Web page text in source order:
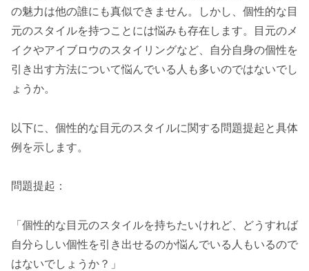
の魅力は他の誰にも真似できません。しかし、個性的な目
元のスタイルを持つことには悩みも存在します。目元のメ
イクやアイブロウのスタイリングなど、自分自身の個性を
引き出す方法について悩んでいる人も多いのではないでし
ょうか。
以下に、個性的な目元のスタイルに関する問題提起と具体
例を示します。
問題提起：
「個性的な目元のスタイルを持ちたいけれど、どうすれば
自分らしい個性を引き出せるのか悩んでいる人もいるので
はないでしょうか？」